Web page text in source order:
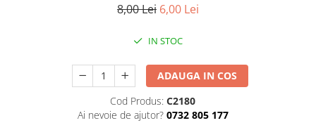
Tavite stocare si expunere
Monede America
Monede Australia si Oceania
Monede Euro, Eurocenti
8,00 Lei 6,00 Lei
IN STOC
ADAUGA IN COS
Cod Produs: C2180
Ai nevoie de ajutor? 0732 805 177